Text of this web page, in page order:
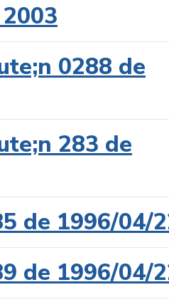
0288 de
283 de
de 1996/04/
de 1996/04/